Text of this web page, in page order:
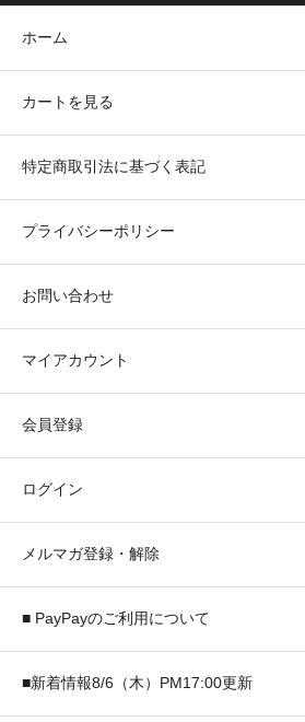
ホーム
カートを見る
特定商取引法に基づく表記
プライバシーポリシー
お問い合わせ
マイアカウント
会員登録
ログイン
メルマガ登録・解除
■ PayPayのご利用について
■新着情報8/6（木）PM17:00更新